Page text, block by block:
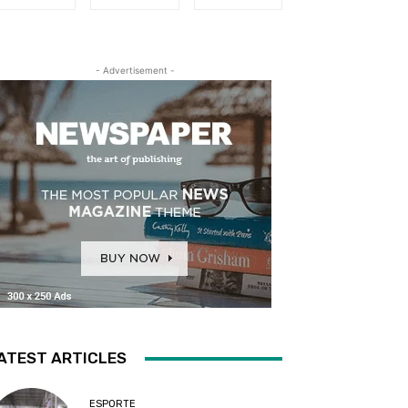
- Advertisement -
ARTICLES
ESPORTE